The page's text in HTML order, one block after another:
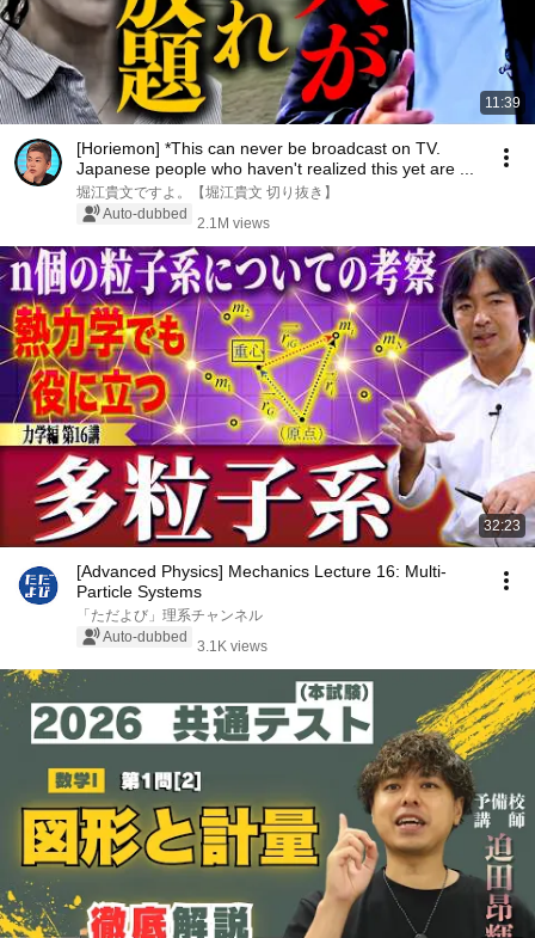
11:39
[Horiemon] *This can never be broadcast on TV.
Japanese people who haven't realized this yet are ...
堀江貴文ですよ。【堀江貴文 切り抜き】
Auto-dubbed
2.1M views
32:23
[Advanced Physics] Mechanics Lecture 16: Multi-
Particle Systems
「ただよび」理系チャンネル
Auto-dubbed
3.1K views